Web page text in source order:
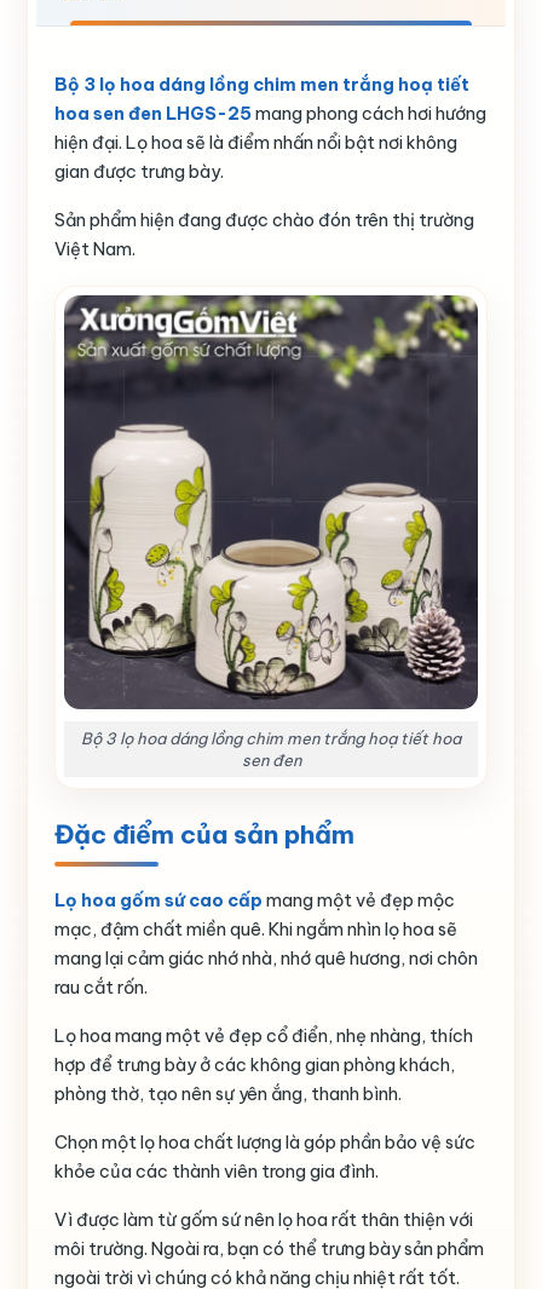
Bộ 3 lọ hoa dáng lồng chim men trắng hoạ tiết
hoa sen đen LHGS-25mang phong cách hơi hướng
hiện đại. Lọ hoa sẽ là điểm nhấn nổi bật nơi không
gian được trưng bày.
Sản phẩm hiện đang được chào đón trên thị trường
Việt Nam.
Bộ 3 lọ hoa dáng lồng chim men trắng hoạ tiết hoa
sen đen
Đặc điểm của sản phẩm
Lọ hoa gốm sứ cao cấp mang một vẻ đẹp mộc
mạc, đậm chất miền quê. Khi ngắm nhìn lọ hoa sẽ
mang lại cảm giác nhớ nhà, nhớ quê hương, nơi chôn
rau cắt rốn.
Lọ hoa mang một vẻ đẹp cổ điển, nhẹ nhàng, thích
hợp để trưng bày ở các không gian phòng khách,
phòng thờ, tạo nên sự yên ắng, thanh bình.
Chọn một lọ hoa chất lượng là góp phần bảo vệ sức
khỏe của các thành viên trong gia đình.
Vì được làm từ gốm sứ nên lọ hoa rất thân thiện với
môi trường. Ngoài ra, bạn có thể trưng bày sản phẩm
ngoài trời vì chúng có khả năng chịu nhiệt rất tốt.